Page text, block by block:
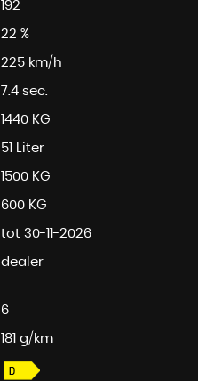
192
22 %
225 km/h
7.4 sec.
1440 KG
51 Liter
1500 KG
600 KG
tot 30-11-2026
dealer
6
181 g/km